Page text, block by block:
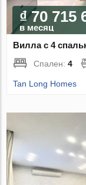
₫ 70 715
в месяц
Вилла с 4
Спален:4
Tan Long Homes